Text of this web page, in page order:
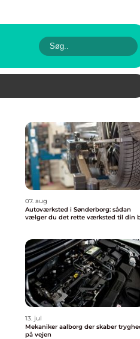
07. aug
Autoværksted i Sønderborg: sådan
vælger du det rette værksted til din
13. jul
Mekaniker aalborg der skaber
på vejen